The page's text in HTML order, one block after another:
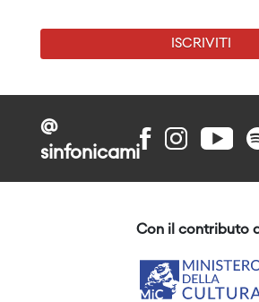
ISCRIVITI
@
sinfonicami
Con il contributo